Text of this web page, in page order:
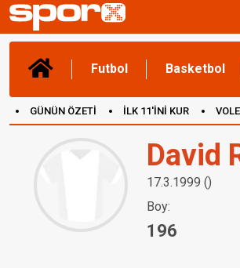
Futbol Basketbol
GÜNÜN ÖZETİ İLK 11'İNİ KUR
David
17.3.1999 ()
Boy:
196